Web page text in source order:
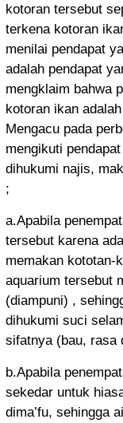
kotoran tersebut
terkena kotoran
menilai pendapat
adalah pendapat
mengklaim bahwa
kotoran ikan
Mengacu pada
mengikuti
dihukumi najis,
;
a.Apabila
tersebut karena
memakan kototan-
aquarium tersebut
(diampuni) ,
dihukumi suci
sifatnya (bau, rasa
b.Apabila
sekedar untuk
dima’fu, sehingga